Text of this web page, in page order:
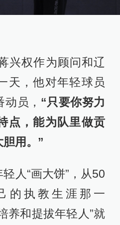
兴权作为顾问和辽
天，他对年轻球员
员， “只要你努力
点，能为队里做贡
用。”
人“画大饼”，从50
的执教生涯那一
养和提拔年轻人”就